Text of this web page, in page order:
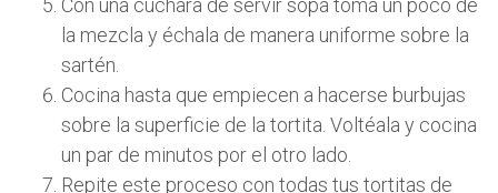
Con una cuchara de servir sopa toma un poco de
la mezcla y échala de manera uniforme sobre la
sartén.
Cocina hasta que empiecen a hacerse burbujas
sobre la superficie de la tortita. Voltéala y cocina
un par de minutos por el otro lado.
Repite este proceso con todas tus tortitas de